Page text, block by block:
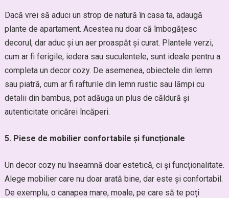
Dacă vrei să aduci un strop de natură în casa ta, adaugă
plante de apartament. Acestea nu doar că îmbogățesc
decorul, dar aduc și un aer proaspăt și curat. Plantele verzi,
cum ar fi ferigile, iedera sau suculentele, sunt ideale pentru a
completa un decor cozy. De asemenea, obiectele din lemn
sau piatră, cum ar fi rafturile din lemn rustic sau lămpi cu
detalii din bambus, pot adăuga un plus de căldură și
autenticitate oricărei încăperi.
5. Piese de mobilier confortabile și funcționale
Un decor cozy nu înseamnă doar estetică, ci și funcționalitate.
Alege mobilier care nu doar arată bine, dar este și confortabil.
De exemplu, o canapea mare, moale, pe care să te poți